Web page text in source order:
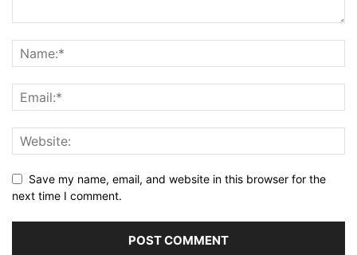
Save my name, email, and website in this browser for the
next time I comment.